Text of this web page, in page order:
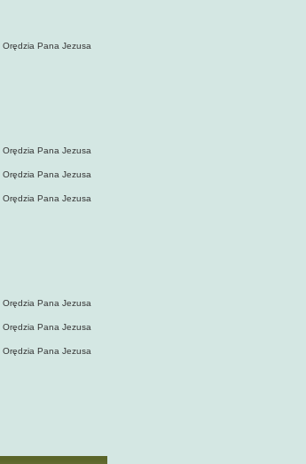
Orędzia Pana Jezusa
Orędzia Pana Jezusa
Orędzia Pana Jezusa
Orędzia Pana Jezusa
Orędzia Pana Jezusa
Orędzia Pana Jezusa
Orędzia Pana Jezusa